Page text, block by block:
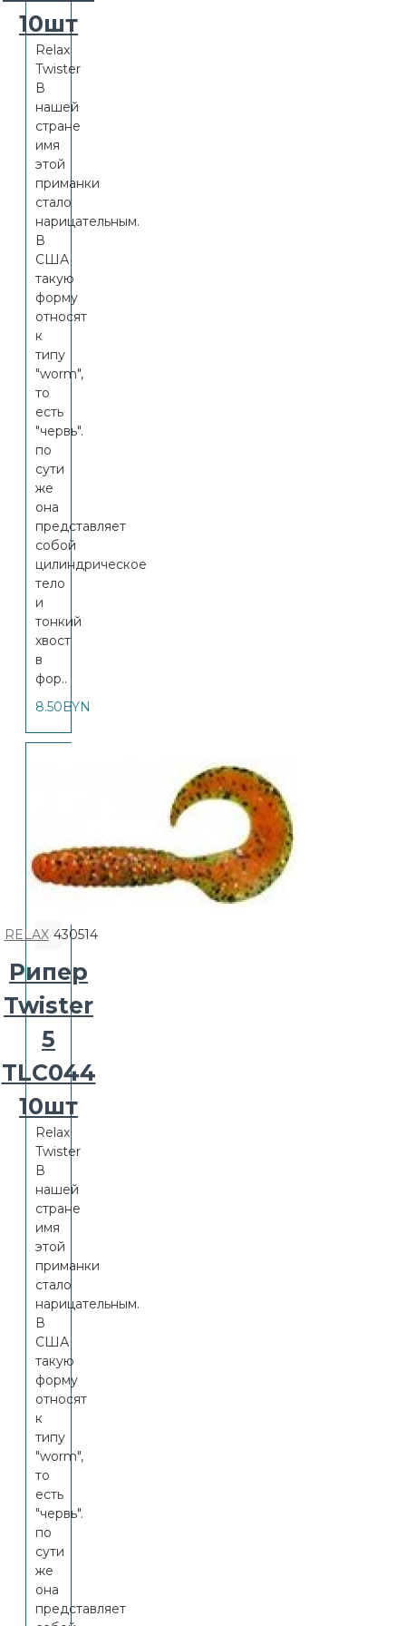
10шт
Relax
Twister
В
нашей
стране
имя
этой
приманки
стало
нарицательным.
В
США
такую
форму
относят
к
типу
"worm",
то
есть
"червь".
по
сути
же
она
представляет
собой
цилиндрическое
тело
и
тонкий
хвост
в
фор..
8.50BYN
RELAX 430514
Рипер
Twister
5
TLC044
10шт
Relax
Twister
В
нашей
стране
имя
этой
приманки
стало
нарицательным.
В
США
такую
форму
относят
к
типу
"worm",
то
есть
"червь".
по
сути
же
она
представляет